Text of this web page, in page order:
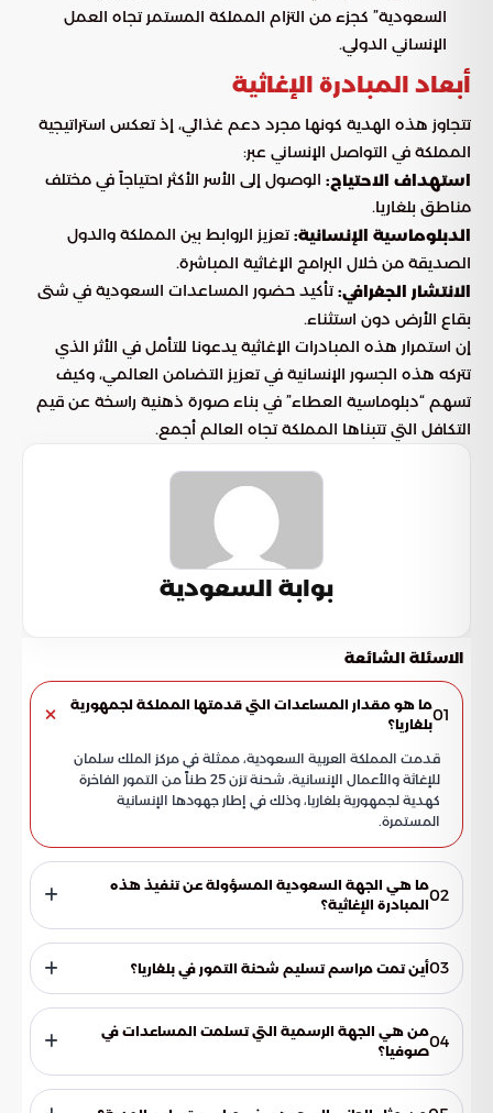
السعودية” كجزء من التزام المملكة المستمر تجاه العمل
الإنساني الدولي.
أبعاد المبادرة الإغاثية
تتجاوز هذه الهدية كونها مجرد دعم غذائي، إذ تعكس استراتيجية
المملكة في التواصل الإنساني عبر:
استهداف الاحتياج: الوصول إلى الأسر الأكثر احتياجاً في مختلف
مناطق بلغاريا.
الدبلوماسية الإنسانية:تعزيز الروابط بين المملكة والدول
الصديقة من خلال البرامج الإغاثية المباشرة.
الانتشار الجغرافي:تأكيد حضور المساعدات السعودية في شتى
بقاع الأرض دون استثناء.
إن استمرار هذه المبادرات الإغاثية يدعونا للتأمل في الأثر الذي
تتركه هذه الجسور الإنسانية في تعزيز التضامن العالمي، وكيف
تسهم “دبلوماسية العطاء” في بناء صورة ذهنية راسخة عن قيم
التكافل التي تتبناها المملكة تجاه العالم أجمع.
بوابة السعودية
الاسئلة الشائعة
01ما هو مقدار المساعدات التي قدمتها المملكة لجمهورية
بلغاريا؟
قدمت المملكة العربية السعودية، ممثلة في مركز الملك سلمان
للإغاثة والأعمال الإنسانية، شحنة تزن 25 طناً من التمور الفاخرة
كهدية لجمهورية بلغاريا، وذلك في إطار جهودها الإنسانية
المستمرة.
02ما هي الجهة السعودية المسؤولة عن تنفيذ هذه
المبادرة الإغاثية؟
يعتبر مركز الملك سلمان للإغاثة والأعمال الإنسانية هو الجهة
المسؤولة عن تقديم وتسليم هذه المساعدات، وذلك تماشياً مع
دوره الريادي في مد يد العون للمجتمعات الصديقة حول العالم.
03أين تمت مراسم تسليم شحنة التمور في بلغاريا؟
أقيمت مراسم التسليم الرسمية لهذه الهدية الإنسانية في مقر
سفارة خادم الحرمين الشريفين بالعاصمة البلغارية صوفيا، مما
يعكس الأهمية الدبلوماسية والإنسانية لهذا الحدث.04من هي الجهة الرسمية التي تسلمت المساعدات في
صوفيا؟
تولى المفتي العام لجمهورية بلغاريا مهمة تسلم شحنة التمور
المقدمة من المملكة، حيث سيتم توجيه هذه المساعدات لدعم